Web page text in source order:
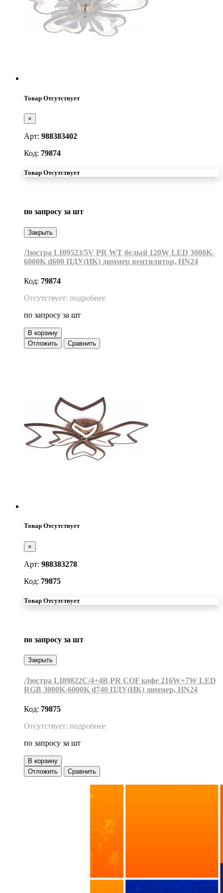
Товар Отсутствует
×
Арт: 988383402
Код: 79874
Товар Отсутствует
по запросу за шт
Закрыть
Люстра LI09523/5V PR WT белый 120W LED 3000K-
6000K d600 ПДУ(ИК) диммер вентилятор, HN24
Код: 79874
Отсутствует: подробнее
по запросу за шт
В корзину
Отложить
Сравнить
Товар Отсутствует
×
Арт: 988383278
Код: 79875
Товар Отсутствует
по запросу за шт
Закрыть
Люстра LI09822C/4+4B PR COF кофе 216W+7W LED
RGB 3000K-6000K d740 ПДУ(ИК) диммер, HN24
Код: 79875
Отсутствует: подробнее
по запросу за шт
В корзину
Отложить
Сравнить